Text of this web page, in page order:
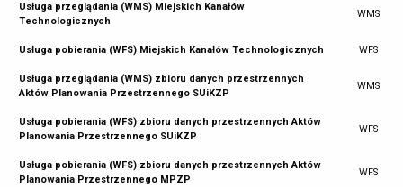
Usługa przeglądania (WMS) Miejskich Kanałów
Technologicznych
WMS
Usługa pobierania (WFS) Miejskich Kanałów Technologicznych WFS
Usługa przeglądania (WMS) zbioru danych przestrzennych
Aktów Planowania Przestrzennego SUiKZP
WMS
Usługa pobierania (WFS) zbioru danych przestrzennych Aktów
Planowania Przestrzennego SUiKZP
WFS
Usługa pobierania (WFS) zbioru danych przestrzennych Aktów
Planowania Przestrzennego MPZP
WFS